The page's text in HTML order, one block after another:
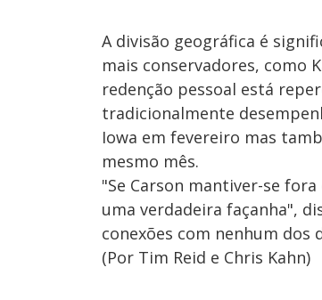
A divisão geográfica é
mais conservadores, como
redenção pessoal está
tradicionalmente
Iowa em fevereiro mas
mesmo mês.
"Se Carson mantiver-se
uma verdadeira façanha",
conexões com nenhum dos
(Por Tim Reid e Chris Kahn)